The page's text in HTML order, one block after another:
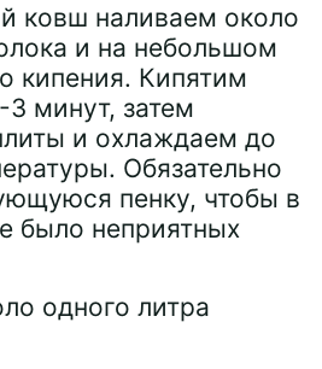
ковш наливаем около
и на небольшом
кипения. Кипятим
минут, затем
и охлаждаем до
Обязательно
пенку, чтобы в
было неприятных